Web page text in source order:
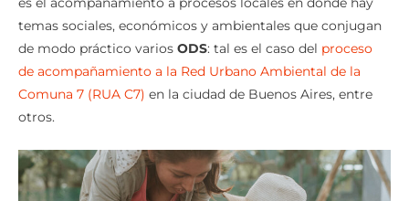
temas sociales, económicos y ambientales que conjugan
de modo práctico varios ODS: tal es el caso del proceso
de acompañamiento a la Red Urbano Ambiental de la
Comuna 7 (RUA C7) en la ciudad de Buenos Aires, entre
otros.